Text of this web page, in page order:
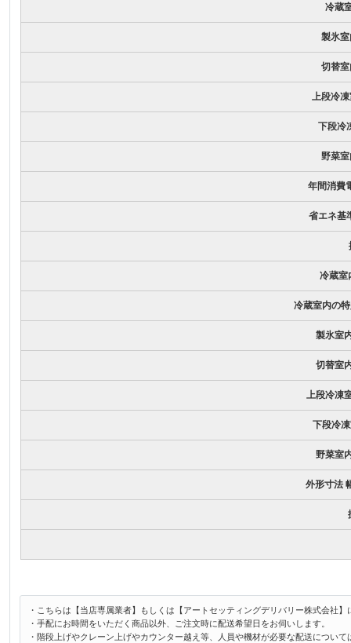
冷蔵
製氷室
切替室
上段冷
下段冷
野菜室
年間消費
省エネ基
冷蔵室
冷蔵室内の
製氷室
切替室
上段冷凍
下段冷
野菜室
外形寸法
・こちらは【当店専属業者】もしくは【アートセッティングデリバリー株式会社
・手配にお時間をいただく商品以外、ご注文時に配送希望日をお伺いします。
・階段上げやクレーン上げやカウンター越え等、人員や機材が必要な配送につい